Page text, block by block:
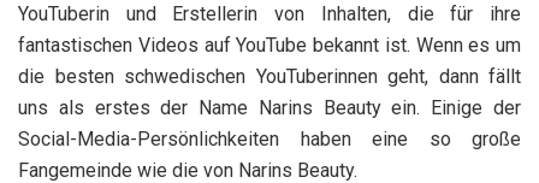
YouTuberin und Erstellerin von Inhalten, die für ihre
fantastischen Videos auf YouTube bekannt ist. Wenn es um
die besten schwedischen YouTuberinnen geht, dann fällt
uns als erstes der Name Narins Beauty ein. Einige der
Social-Media-Persönlichkeiten haben eine so große
Fangemeinde wie die von Narins Beauty.